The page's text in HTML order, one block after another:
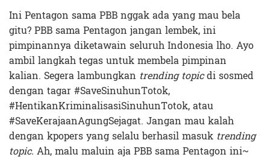
Ini Pentagon sama PBB nggak ada yang mau bela
gitu? PBB sama Pentagon jangan lembek, ini
pimpinannya diketawain seluruh Indonesia lho. Ayo
ambil langkah tegas untuk membela pimpinan
kalian. Segera lambungkan trending topicdi sosmed
dengan tagar #SaveSinuhunTotok,
#HentikanKriminalisasiSinuhunTotok, atau
#SaveKerajaanAgungSejagat. Jangan mau kalah
dengan kpopers yang selalu berhasil masuk trending
topic. Ah, malu maluin aja PBB sama Pentagon ini~